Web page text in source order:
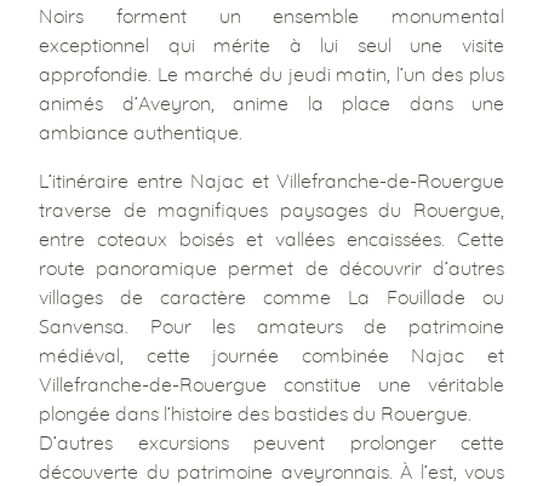
Noirs forment un ensemble monumental
exceptionnel qui mérite à lui seul une visite
approfondie. Le marché du jeudi matin, l’un des plus
animés d’Aveyron, anime la place dans une
ambiance authentique.
L’itinéraire entre Najac et Villefranche-de-Rouergue
traverse de magnifiques paysages du Rouergue,
entre coteaux boisés et vallées encaissées. Cette
route panoramique permet de découvrir d’autres
villages de caractère comme La Fouillade ou
Sanvensa. Pour les amateurs de patrimoine
médiéval, cette journée combinée Najac et
Villefranche-de-Rouergue constitue une véritable
plongée dans l’histoire des bastides du Rouergue.
D’autres excursions peuvent prolonger cette
découverte du patrimoine aveyronnais. À l’est, vous